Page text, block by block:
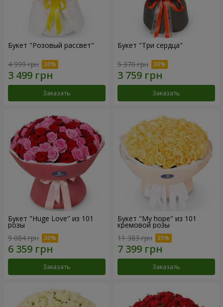
Букет "Розовый рассвет"
4 999 грн
Заказать
Букет "Три сердца"
5 370 грн
Заказать
Букет "Huge Love" из 101
розы
9 084 грн
Заказать
Букет "My hope" из 101
кремовой розы
11 383 грн
Заказать